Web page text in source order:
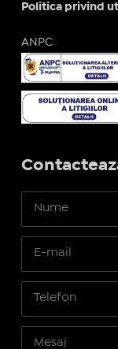
Politica privind
ANPC